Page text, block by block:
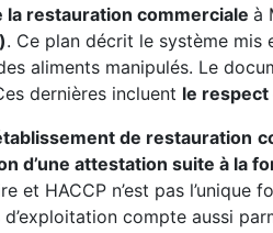
la restauration commerciale à
. Ce plan décrit le système mis
aliments manipulés. Le
dernières incluent le respect
de restauration
d’une attestation suite à la
et HACCP n’est pas
compte aussi